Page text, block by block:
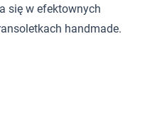
się w efektownych
handmade.